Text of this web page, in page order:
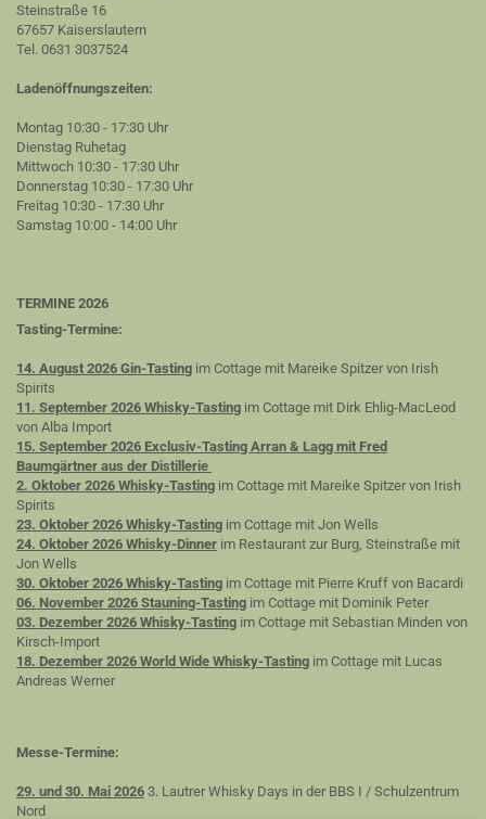
Steinstraße 16
67657 Kaiserslautern
Tel. 0631 3037524
Ladenöffnungszeiten:
Montag 10:30 - 17:30 Uhr
Dienstag Ruhetag
Mittwoch 10:30 - 17:30 Uhr
Donnerstag 10:30 - 17:30 Uhr
Freitag 10:30 - 17:30 Uhr
Samstag 10:00 - 14:00 Uhr
TERMINE 2026
Tasting-Termine:
14. August 2026 Gin-Tasting im Cottage mit Mareike Spitzer von Irish
Spirits
11. September 2026 Whisky-Tasting im Cottage mit Dirk Ehlig-MacLeod
von Alba Import
15. September 2026 Exclusiv-Tasting Arran & Lagg mit Fred
Baumgärtner aus der Distillerie
2. Oktober 2026 Whisky-Tasting im Cottage mit Mareike Spitzer von Irish
Spirits
23. Oktober 2026 Whisky-Tasting im Cottage mit Jon Wells
24. Oktober 2026 Whisky-Dinner im Restaurant zur Burg, Steinstraße mit
Jon Wells
30. Oktober 2026 Whisky-Tasting im Cottage mit Pierre Kruff von Bacardi
06. November 2026 Stauning-Tasting im Cottage mit Dominik Peter
03. Dezember 2026 Whisky-Tasting im Cottage mit Sebastian Minden von
Kirsch-Import
18. Dezember 2026 World Wide Whisky-Tasting im Cottage mit Lucas
Andreas Werner
Messe-Termine:
29. und 30. Mai 2026 3. Lautrer Whisky Days in der BBS I / Schulzentrum
Nord